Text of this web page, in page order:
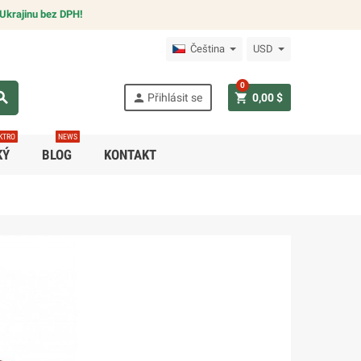
bez DPH!
Čeština USD
person Přihlásit se shopping_cart 0,00 $
0
BLOG
NEWS
KONTAKT